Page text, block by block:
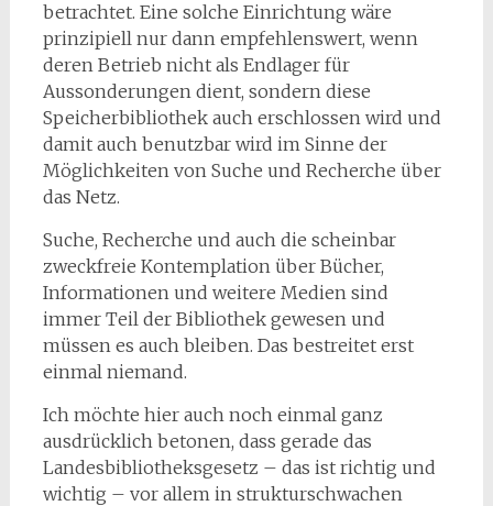
betrachtet. Eine solche Einrichtung wäre
prinzipiell nur dann empfehlenswert, wenn
deren Betrieb nicht als Endlager für
Aussonderungen dient, sondern diese
Speicherbibliothek auch erschlossen wird und
damit auch benutzbar wird im Sinne der
Möglichkeiten von Suche und Recherche über
das Netz.
Suche, Recherche und auch die scheinbar
zweckfreie Kontemplation über Bücher,
Informationen und weitere Medien sind
immer Teil der Bibliothek gewesen und
müssen es auch bleiben. Das bestreitet erst
einmal niemand.
Ich möchte hier auch noch einmal ganz
ausdrücklich betonen, dass gerade das
Landesbibliotheksgesetz – das ist richtig und
wichtig – vor allem in strukturschwachen